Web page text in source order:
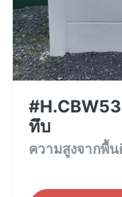
ทึบ
ความสูงจากพื้